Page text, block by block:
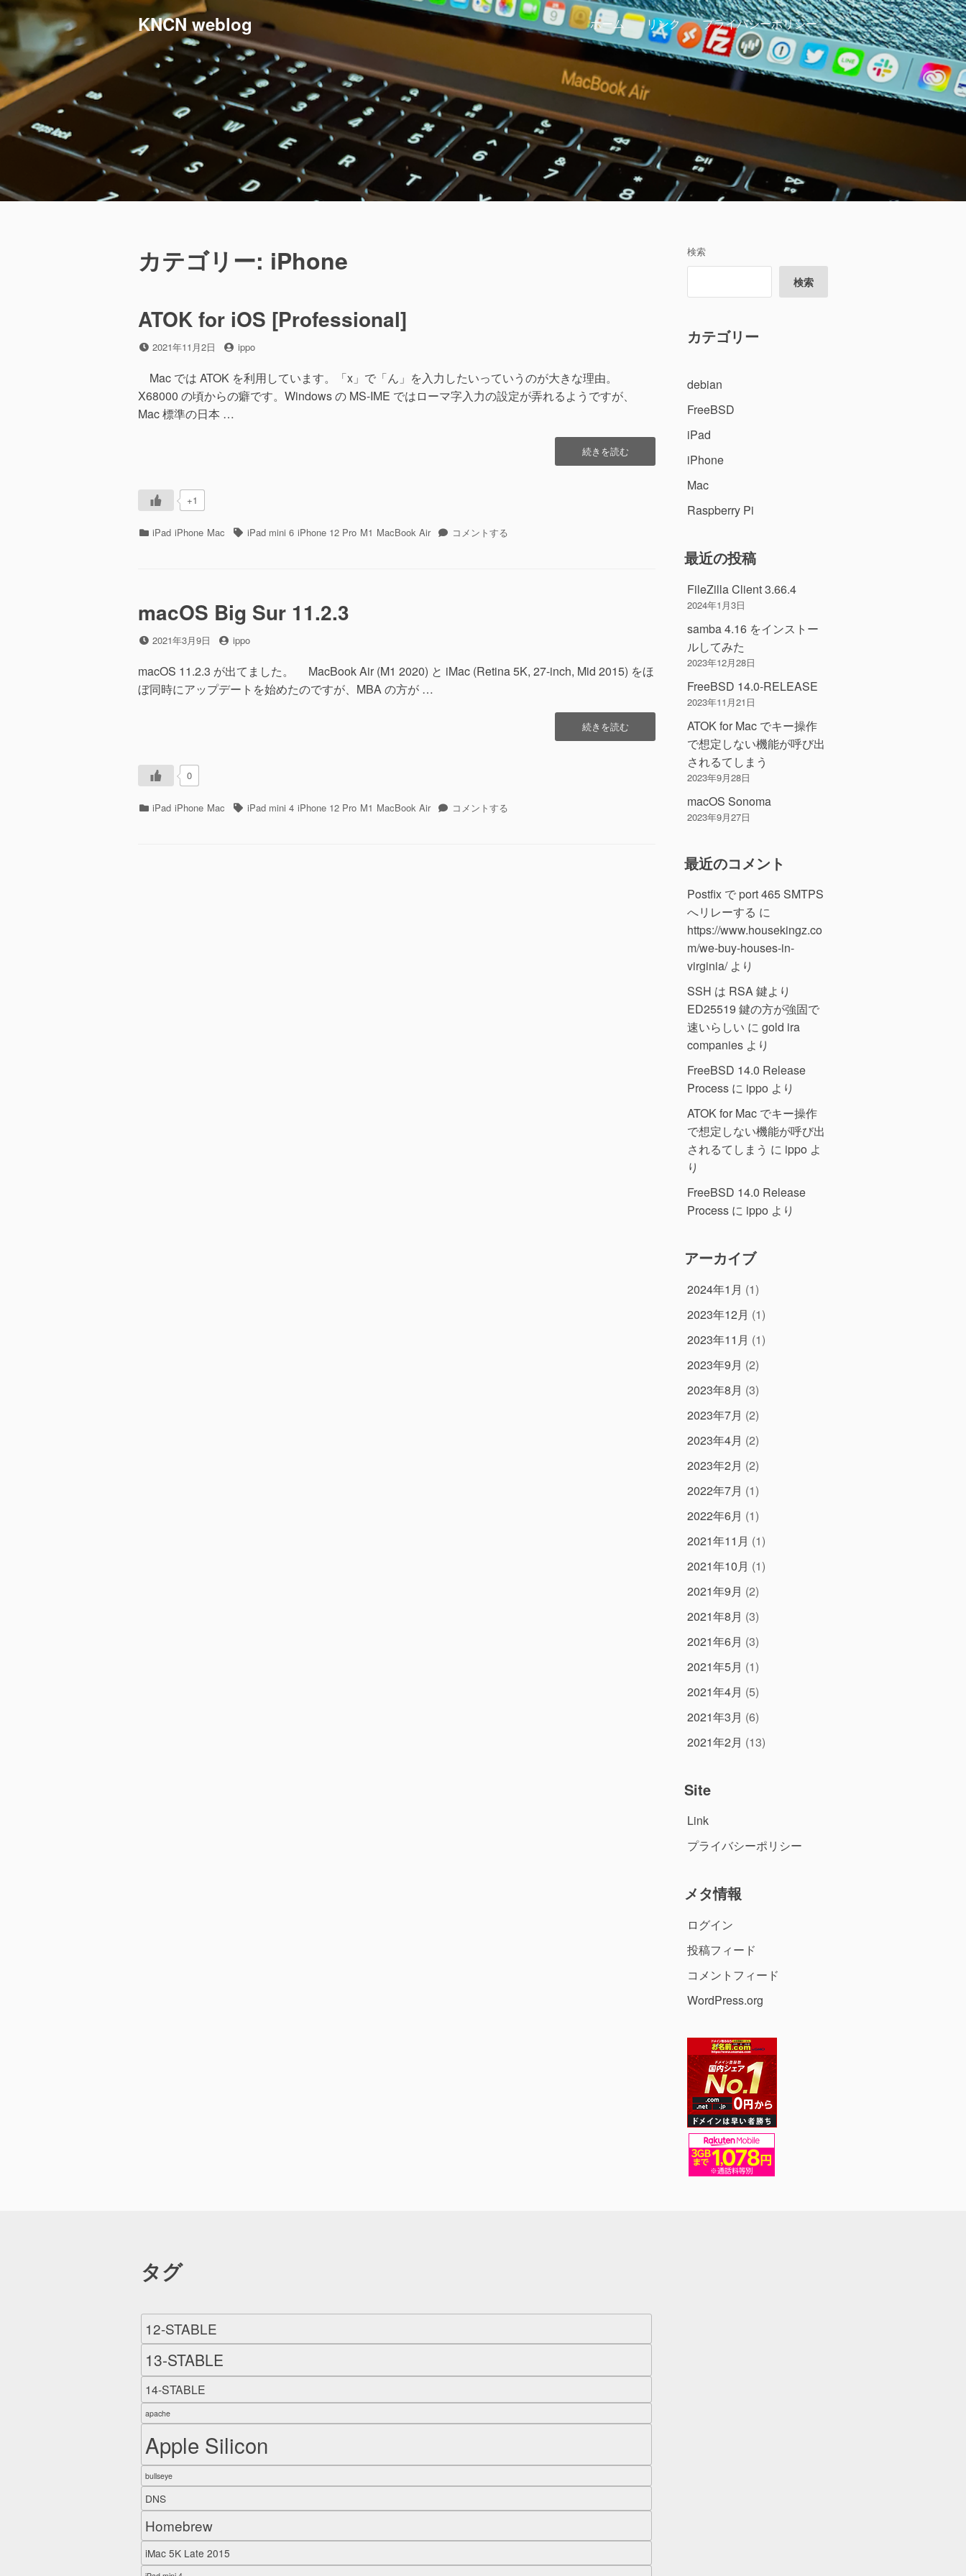
コ
ン
テ
ン
ツ
へ
キ
KNCN weblog ホーム リンク プライバシーポリシー
カテゴリー: iPhone
ATOK for iOS [Professional]
投
日
2021年11月2日
投
者
ippo
Mac では ATOK を利用しています。「x」で「ん」を入力したいっていうのが大きな理由。
X68000 の頃からの癖です。Windows の MS-IME ではローマ字入力の設定が弄れるようですが、
Mac 標準の日本 …
“ATOK
for
続きを読む
+1
カ iPad iPhone Mac
タ iPad mini 6 iPhone 12 Pro M1 MacBook Air
ATOK
コメントする
macOS Big Sur 11.2.3
投
日
2021年3月9日
投
者
ippo
macOS 11.2.3 が出てました。 MacBook Air (M1 2020) と iMac (Retina 5K, 27-inch, Mid 2015) をほ
ぼ同時にアップデートを始めたのですが、MBA の方が …
“macOS
Big
続きを読む
0
カ iPad iPhone Mac
タ iPad mini 4 iPhone 12 Pro M1 MacBook Air
macOS
コメントする
検索
検索
カテゴリー
debian
FreeBSD
iPad
iPhone
Mac
Raspberry Pi
最近の投稿
FileZilla Client 3.66.4
2024年1月3日
samba 4.16 をインストー
ルしてみた
2023年12月28日
FreeBSD 14.0-RELEASE
2023年11月21日
ATOK for Mac でキー操作
で想定しない機能が呼び出
されるてしまう
2023年9月28日
macOS Sonoma
2023年9月27日
最近のコメント
Postfix で port 465 SMTPS
へリレーする に
https://www.housekingz.co
m/we-buy-houses-in-
virginia/より
SSH は RSA 鍵より
ED25519 鍵の方が強固で
速いらしい に gold ira
companies より
FreeBSD 14.0 Release
Process に ippo より
ATOK for Mac でキー操作
で想定しない機能が呼び出
されるてしまう に ippo よ
り
FreeBSD 14.0 Release
Process に ippo より
アーカイブ
2024年1月 (1)
2023年12月 (1)
2023年11月 (1)
2023年9月 (2)
2023年8月 (3)
2023年7月 (2)
2023年4月 (2)
2023年2月 (2)
2022年7月 (1)
2022年6月 (1)
2021年11月 (1)
2021年10月 (1)
2021年9月 (2)
2021年8月 (3)
2021年6月 (3)
2021年5月 (1)
2021年4月 (5)
2021年3月 (6)
2021年2月 (13)
Site
Link
プライバシーポリシー
メタ情報
ログイン
投稿フィード
コメントフィード
WordPress.org
タグ
12-STABLE
13-STABLE
14-STABLE
apache
Apple Silicon
bullseye
DNS
Homebrew
iMac 5K Late 2015